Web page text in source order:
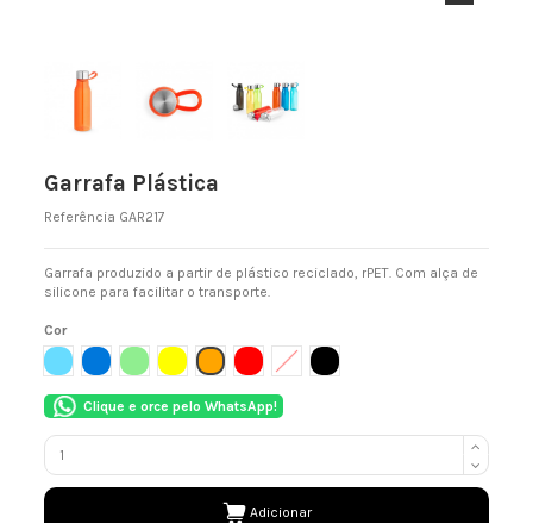
Garrafa Plástica
Referência GAR217
Garrafa produzido a partir de plástico reciclado, rPET. Com alça de
silicone para facilitar o transporte.
Cor
AZUL CLARO
AZUL VERDE CLARO
AMARELOLARANJAVERMELHOTRANSPARENTE
PRETO
Clique e orce pelo WhatsApp!
Adicionar